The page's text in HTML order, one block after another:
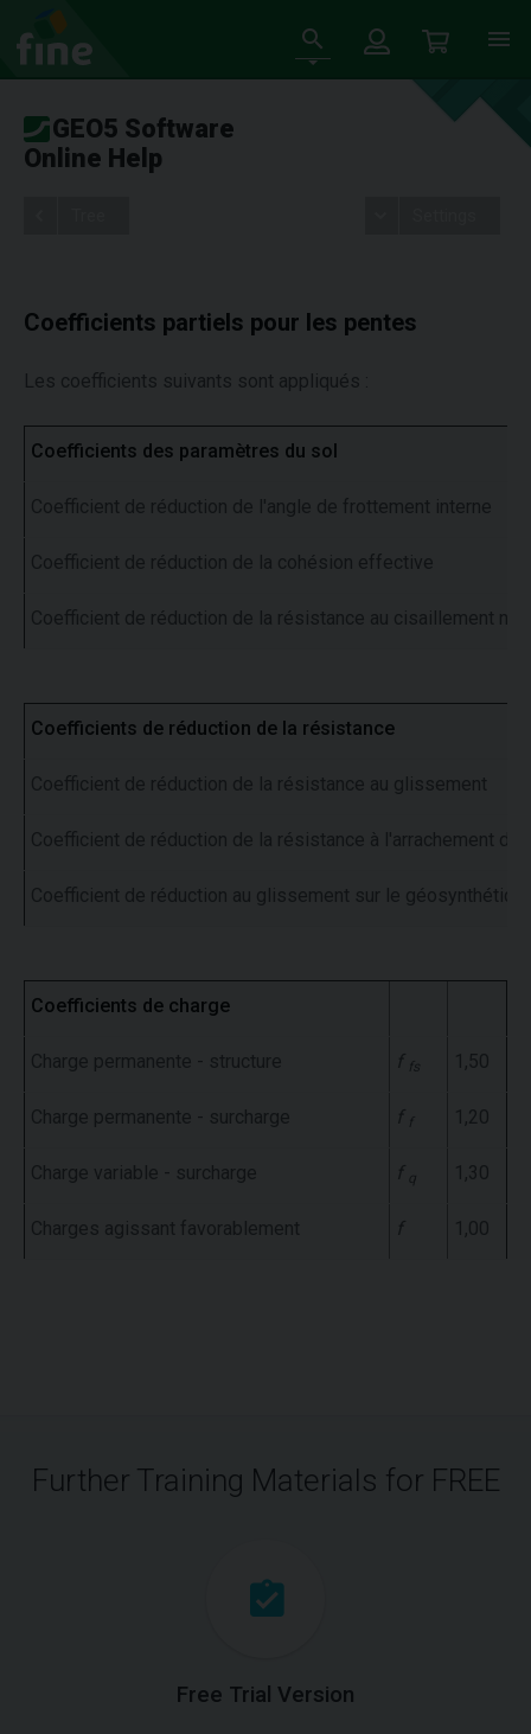
GEO5 Software
Online Help
Coefficients partiels pour les pentes
Les coefficients suivants sont appliqués :
Coefficients des paramètres du sol
Coefficient de réduction de l'angle de frottement interne
Coefficient de réduction de la cohésion effective
Coefficient de réduction de la résistance au cisaillement
Coefficients de réduction de la résistance
Coefficient de réduction de la résistance au glissement
Coefficient de réduction de la résistance à l'arrachement du
Coefficient de réduction au glissement sur le
Coefficients de charge
Charge permanente - structure f fs 1,50
Charge permanente - surcharge f f 1,20
Charge variable - surcharge f q 1,30
Charges agissant favorablement f 1,00
Further Training Materials for FREE
Free Trial Version